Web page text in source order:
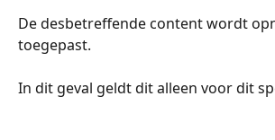
De desbetreffende content wordt
toegepast.
In dit geval geldt dit alleen voor dit